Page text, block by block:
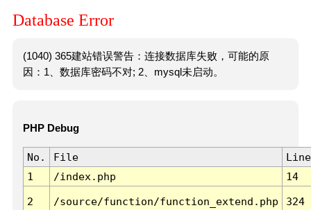
Database Error
(1040) 365建站错误警告：连接数据库失败，可能的原
因：1、数据库密码不对; 2、mysql未启动。
PHP Debug
No. File
Line
1
/index.php 14
2 /source/function/function_extend.php 324